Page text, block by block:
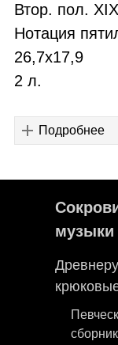
Втор. пол.
Нотация
26,7х17,9
2 л.
Подробнее
музыки